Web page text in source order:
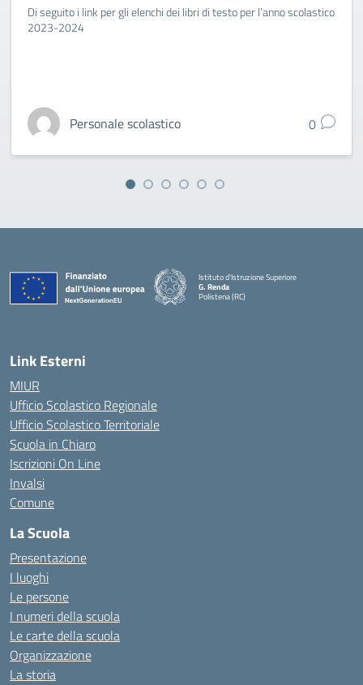
Di seguito i link per gli elenchi dei libri di testo per l’anno scolastico
2023-2024
Personale scolastico 0
Istituto d'Istruzione Superiore
G. Renda
Polistena (RC)
Link Esterni
MIUR
Ufficio Scolastico Regionale
Ufficio Scolastico Territoriale
Scuola in Chiaro
Iscrizioni On Line
Invalsi
Comune
La Scuola
Presentazione
I luoghi
Le persone
I numeri della scuola
Le carte della scuola
Organizzazione
La storia